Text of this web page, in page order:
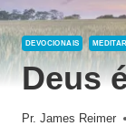
DEVOCIONAIS MEDITAR
Deus
Pr. James Reimer